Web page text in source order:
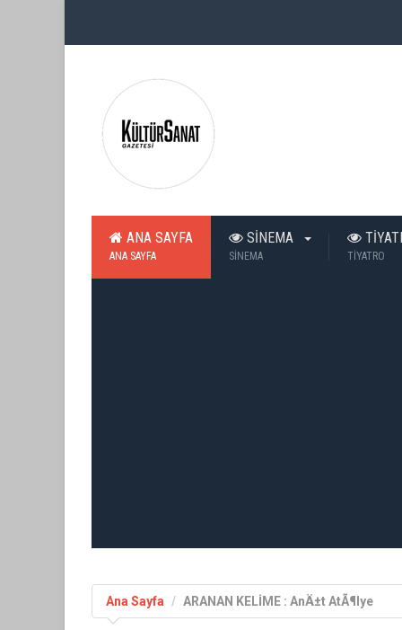
ANA SAYFA
ANA SAYFA
SİNEMA
SİNEMA TİYATRO
Ana Sayfa ARANAN KELİME : AnÄ±t AtÃ¶lye